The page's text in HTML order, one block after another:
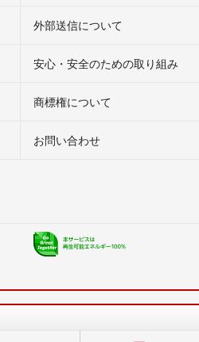
外部送信について
安心・安全のための取り組み
商標権について
お問い合わせ